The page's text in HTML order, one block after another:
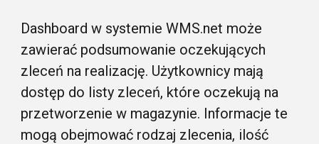
Dashboard w systemie WMS.net może
zawierać podsumowanie oczekujących
zleceń na realizację. Użytkownicy mają
dostęp do listy zleceń, które oczekują na
przetworzenie w magazynie. Informacje te
mogą obejmować rodzaj zlecenia, ilość